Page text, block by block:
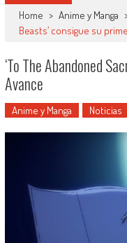
Home > Anime y Manga
Beasts’ consigue su
‘To The Abandoned
Avance
Anime y Manga Noticias